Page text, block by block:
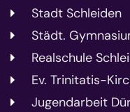
Stadt Schleiden
Städt.
Realschule
Ev. Trinitatis-
Jugendarbeit